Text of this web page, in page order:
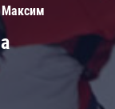
Максим